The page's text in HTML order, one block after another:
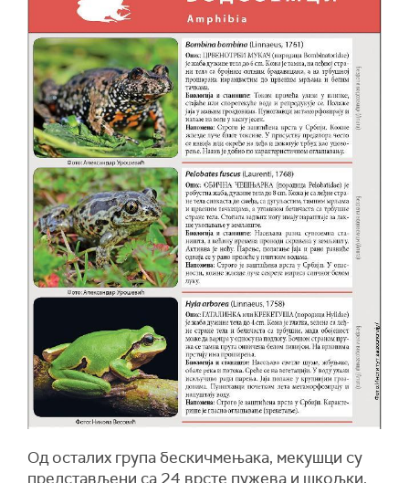
Од осталих група бескичмењака, мекушци су
представљени са 24 врсте пужева и шкољки,